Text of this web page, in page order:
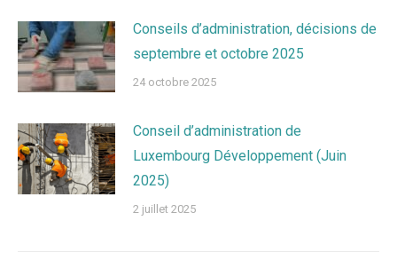
Conseils d’administration, décisions de
septembre et octobre 2025
24 octobre 2025
Conseil d’administration de
Luxembourg Développement (Juin
2025)
2 juillet 2025